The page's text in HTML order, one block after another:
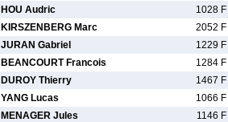
HOU Audric
1028 F
KIRSZENBERG Marc
2052 F
JURAN Gabriel
1229 F
BEANCOURT Francois
1284 F
DUROY Thierry
1467 F
YANG Lucas
1066 F
MENAGER Jules
1146 F